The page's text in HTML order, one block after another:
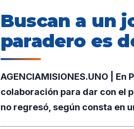
Buscan a un
paradero es
AGENCIAMISIONES.UNO |
colaboración para dar con el
no regresó, según consta en